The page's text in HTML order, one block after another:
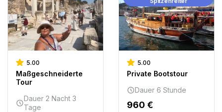
5.00
Maßgeschneiderte
Tour
Dauer 2 Nacht 3
Tage
5.00
Private Bootstour
Dauer 6 Stunde
960 €